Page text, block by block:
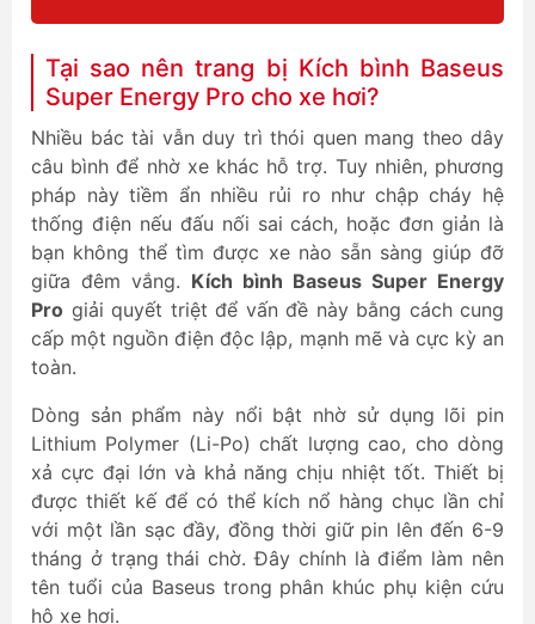
Tại sao nên trang bị Kích bình Baseus
Super Energy Pro cho xe hơi?
Nhiều bác tài vẫn duy trì thói quen mang theo dây
câu bình để nhờ xe khác hỗ trợ. Tuy nhiên, phương
pháp này tiềm ẩn nhiều rủi ro như chập cháy hệ
thống điện nếu đấu nối sai cách, hoặc đơn giản là
bạn không thể tìm được xe nào sẵn sàng giúp đỡ
giữa đêm vắng. Kích bình Baseus Super Energy
Pro giải quyết triệt để vấn đề này bằng cách cung
cấp một nguồn điện độc lập, mạnh mẽ và cực kỳ an
toàn.
Dòng sản phẩm này nổi bật nhờ sử dụng lõi pin
Lithium Polymer (Li-Po) chất lượng cao, cho dòng
xả cực đại lớn và khả năng chịu nhiệt tốt. Thiết bị
được thiết kế để có thể kích nổ hàng chục lần chỉ
với một lần sạc đầy, đồng thời giữ pin lên đến 6-9
tháng ở trạng thái chờ. Đây chính là điểm làm nên
tên tuổi của Baseus trong phân khúc phụ kiện cứu
hộ xe hơi.